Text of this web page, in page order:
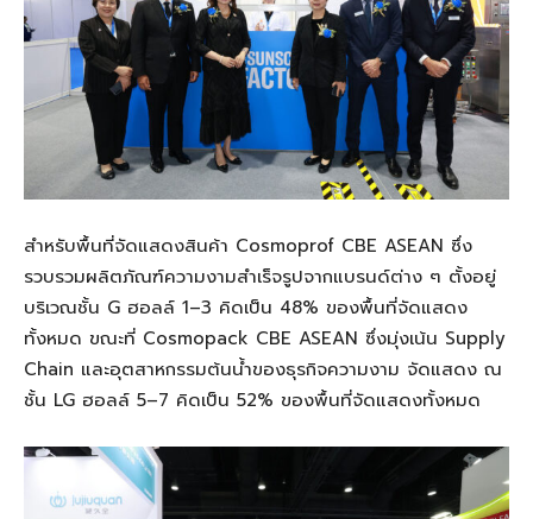
สำหรับพื้นที่จัดแสดงสินค้า Cosmoprof CBE ASEAN ซึ่ง
รวบรวมผลิตภัณฑ์ความงามสำเร็จรูปจากแบรนด์ต่าง ๆ ตั้งอยู่
บริเวณชั้น G ฮอลล์ 1–3 คิดเป็น 48% ของพื้นที่จัดแสดง
ทั้งหมด ขณะที่ Cosmopack CBE ASEAN ซึ่งมุ่งเน้น Supply
Chain และอุตสาหกรรมต้นน้ำของธุรกิจความงาม จัดแสดง ณ
ชั้น LG ฮอลล์ 5–7 คิดเป็น 52% ของพื้นที่จัดแสดงทั้งหมด